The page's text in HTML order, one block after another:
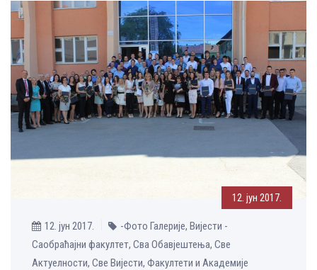
12. јун 2017.
12. јун 2017.
-Фото Галерије, Вијести -
Саобраћајни факултет, Сва Обавјештења, Све
Aктуелности, Све Вијести, Факултети и Академије